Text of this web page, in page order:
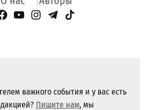
Facebook Page
YouTube
Instagram
Telegram
TikTok
важного события и у вас есть
Пишите нам, мы